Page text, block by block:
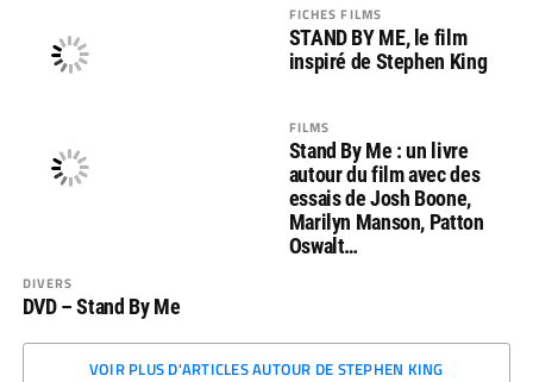
FICHES FILMS
STAND BY ME, le film
inspiré de Stephen King
FILMS
Stand By Me : un livre
autour du film avec des
essais de Josh Boone,
Marilyn Manson, Patton
Oswalt…
DIVERS
DVD – Stand By Me
VOIR PLUS D'ARTICLES AUTOUR DE STEPHEN KING